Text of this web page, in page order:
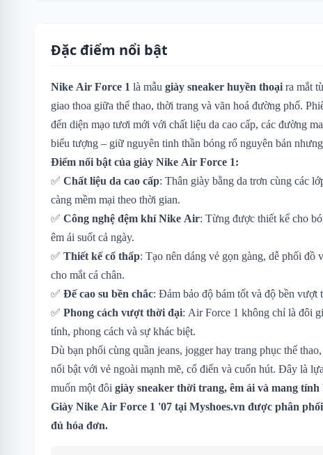
Đặc điểm nổi bật
Nike Air Force 1 là mẫu giày sneaker huyền thoại ra mắt
giao thoa giữa thể thao, thời trang và văn hoá đường phố.
đến diện mạo tươi mới với chất liệu da cao cấp, các đường
biểu tượng – giữ nguyên tinh thần bóng rổ nguyên bản
Điểm nổi bật của giày Nike Air Force 1:
✅ Chất liệu da cao cấp: Thân giày bằng da trơn cùng các
càng mềm mại theo thời gian.
✅ Công nghệ đệm khí Nike Air: Từng được thiết kế cho
êm ái suốt cả ngày.
✅ Thiết kế cổ thấp: Tạo nên dáng vẻ gọn gàng, dễ phối đồ
cho mắt cá chân.
✅ Đế cao su bền chắc: Đảm bảo độ bám tốt và độ bền vượt
✅ Phong cách vượt thời đại: Air Force 1 không chỉ là đôi
tính, phong cách và sự khác biệt.
Dù bạn phối cùng quần jeans, jogger hay trang phục thể thao,
nổi bật với vẻ ngoài mạnh mẽ, cổ điển và cuốn hút. Đây là
muốn một đôi giày sneaker thời trang, êm ái và mang
Giày Nike Air Force 1 '07 tại Myshoes.vn được phân
đủ hóa đơn.